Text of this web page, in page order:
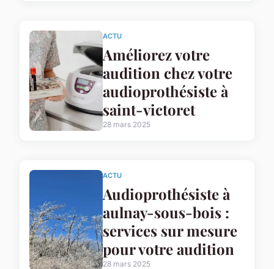
ACTU
Améliorez votre
audition chez votre
audioprothésiste à
saint-victoret
28 mars 2025
ACTU
Audioprothésiste à
aulnay-sous-bois :
services sur mesure
pour votre audition
28 mars 2025